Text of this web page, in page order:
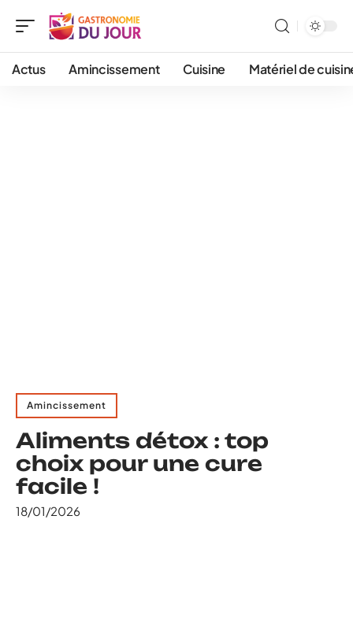
Actus Amincissement Cuisine Matériel de
Amincissement
Aliments détox : top
choix pour une cure
facile !
18/01/2026